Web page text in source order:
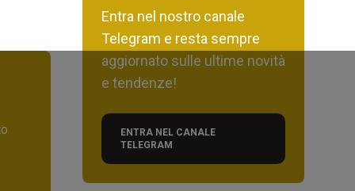
Entra nel nostro canale
Telegram e resta sempre
aggiornato sulle ultime novità
e tendenze!
ENTRA NEL CANALE
TELEGRAM